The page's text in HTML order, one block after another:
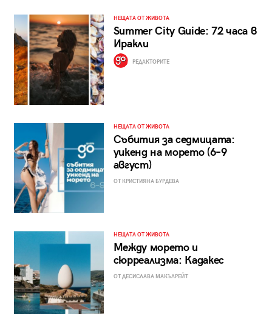
НЕЩАТА ОТ ЖИВОТА
Summer City Guide: 72 часа в
Иракли
РЕДАКТОРИТЕ
НЕЩАТА ОТ ЖИВОТА
Събития за седмицата:
уикенд на морето (6–9
август)
ОТ КРИСТИЯНА БУРДЕВА
НЕЩАТА ОТ ЖИВОТА
Между морето и
сюрреализма: Кадакес
ОТ ДЕСИСЛАВА МАКЪЛРЕЙТ